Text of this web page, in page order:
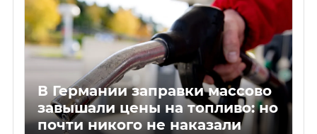
В Германии заправки массово
завышали цены на топливо: но
почти никого не наказали